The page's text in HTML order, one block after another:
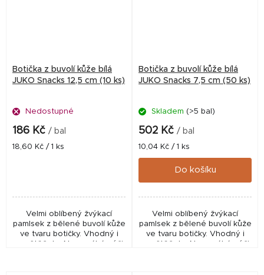
Botička z buvolí kůže bílá
JUKO Snacks 12,5 cm (10 ks)
Nedostupné
186 Kč / bal
Měrná
18,60 Kč / 1 ks
Velmi oblíbený žvýkací
pamlsek z bělené buvolí kůže
ve tvaru botičky. Vhodný i
pro štěňata. Napomáhá péči
Botička z buvolí kůže bílá
JUKO Snacks 7,5 cm (50 ks)
Skladem (>5 bal)
502 Kč / bal
Měrná
cena:
10,04 Kč / 1 ks
Do košíku
Velmi oblíbený žvýkací
pamlsek z bělené buvolí kůže
ve tvaru botičky. Vhodný i
pro štěňata. Napomáhá péči